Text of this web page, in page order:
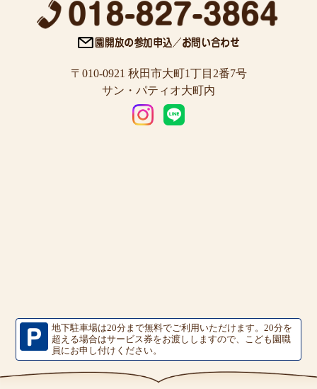
〒010-0921 秋田市大町1丁目2番7号
サン・パティオ大町内
地下駐車場は20分まで無料でご利用いただけます。20分を
超える場合はサービス券をお渡ししますので、こども園職
員にお申し付けください。